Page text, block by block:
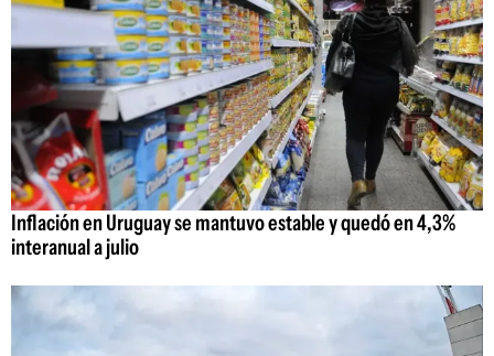
Inflación en Uruguay se mantuvo estable y quedó en 4,3%
interanual a julio